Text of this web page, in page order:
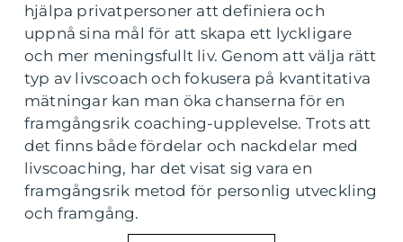
hjälpa privatpersoner att definiera och
uppnå sina mål för att skapa ett lyckligare
och mer meningsfullt liv. Genom att välja rätt
typ av livscoach och fokusera på kvantitativa
mätningar kan man öka chanserna för en
framgångsrik coaching-upplevelse. Trots att
det finns både fördelar och nackdelar med
livscoaching, har det visat sig vara en
framgångsrik metod för personlig utveckling
och framgång.